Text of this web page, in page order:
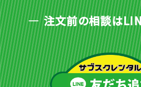
注文前の相談は